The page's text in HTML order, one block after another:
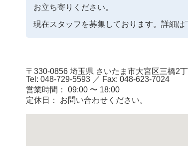
お立ち寄りください。
現在スタッフを募集しております。詳細は
〒330-0856 埼玉県 さいたま市大宮区三橋2
Tel: 048-729-5593 ／ Fax: 048-623-7024
営業時間： 09:00 〜 18:00
定休日： お問い合わせください。